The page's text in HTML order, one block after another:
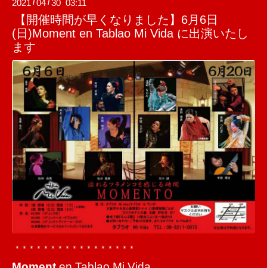
2021 /04 /30 03:11
【開催時間が早くなりました】6月6日
(日)Moment en Tablao Mi Vida に出演いたし
ます
＊＊＊＊＊＊＊＊＊＊＊＊＊＊＊＊＊